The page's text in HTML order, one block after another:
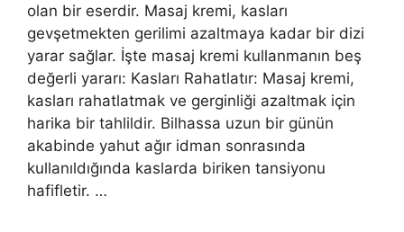
olan bir eserdir. Masaj kremi, kasları
gevşetmekten gerilimi azaltmaya kadar bir dizi
yarar sağlar. İşte masaj kremi kullanmanın beş
değerli yararı: Kasları Rahatlatır: Masaj kremi,
kasları rahatlatmak ve gerginliği azaltmak için
harika bir tahlildir. Bilhassa uzun bir günün
akabinde yahut ağır idman sonrasında
kullanıldığında kaslarda biriken tansiyonu
hafifletir. …